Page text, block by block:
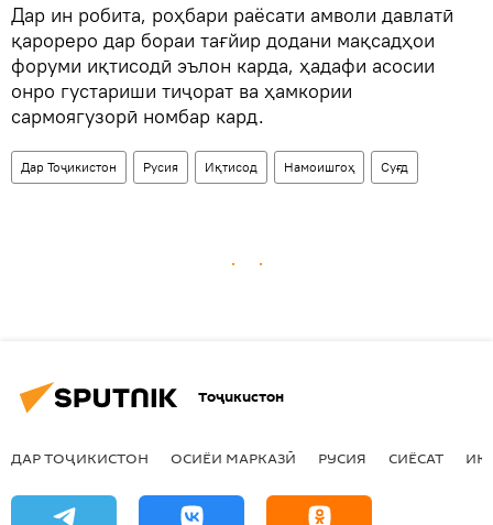
Дар ин робита, роҳбари раёсати амволи давлатӣ
қарореро дар бораи тағйир додани мақсадҳои
форуми иқтисодӣ эълон карда, ҳадафи асосии
онро густариши тиҷорат ва ҳамкории
сармоягузорӣ номбар кард.
Дар Тоҷикистон Русия Иқтисод Намоишгоҳ Суғд
Тоҷикистон
ДАР ТОҶИКИСТОН ОСИЁИ МАРКАЗӢ РУСИЯ СИЁСАТ